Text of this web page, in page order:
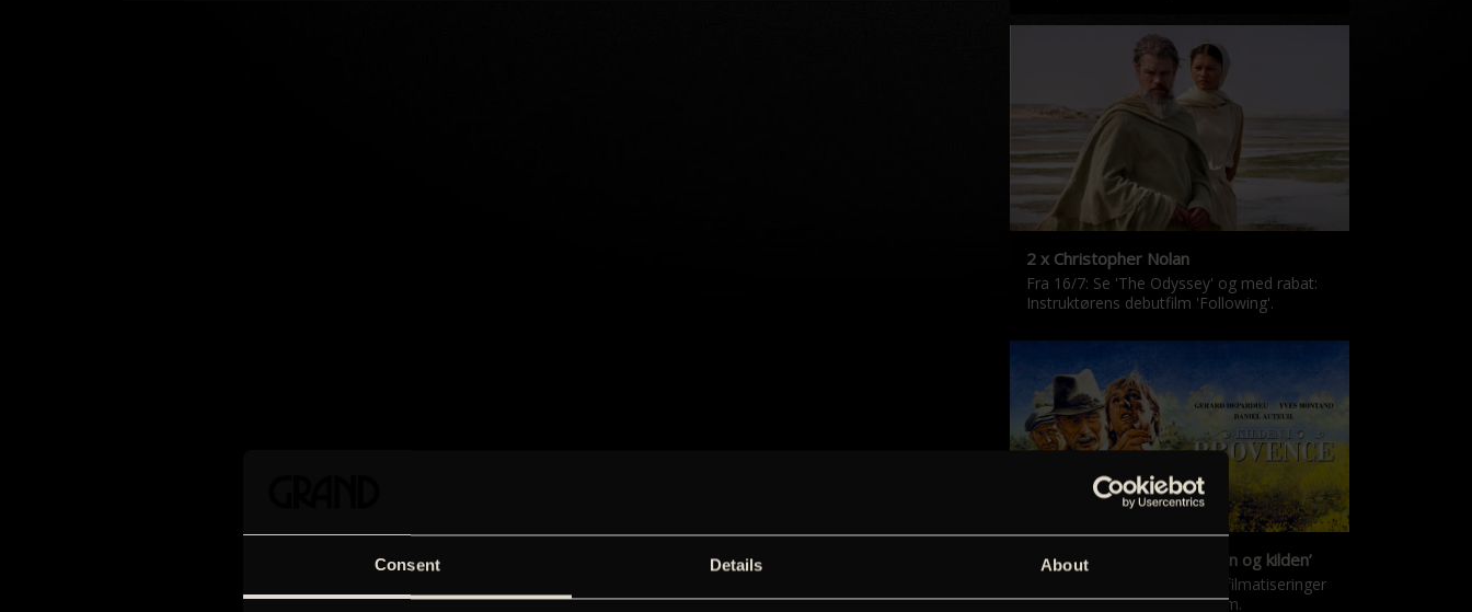
Consent Details About
2 x Christopher Nolan
Fra 16/7: Se 'The Odyssey' og med rabat:
Instruktørens debutfilm 'Following'.
‘Kilden i Provence’ & ‘Manon og kilden’
De klassiske Marcel Pagnol-filmatiseringer
er tilbage i nyrestaureret form.